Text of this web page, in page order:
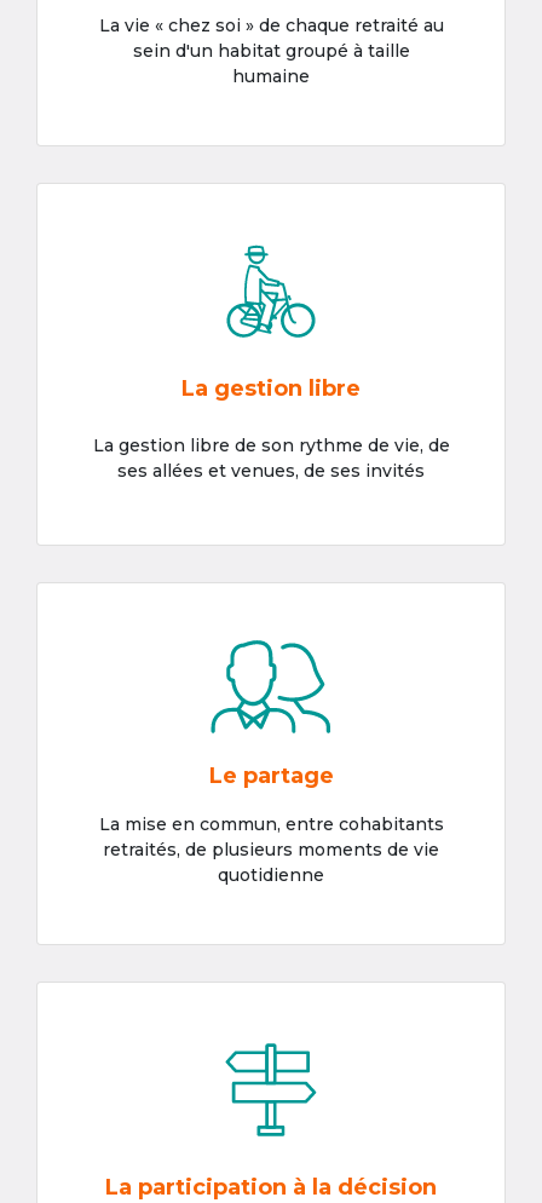
La vie « chez soi » de chaque retraité au
sein d'un habitat groupé à taille
humaine
La gestion libre
La gestion libre de son rythme de vie, de
ses allées et venues, de ses invités
Le partage
La mise en commun, entre cohabitants
retraités, de plusieurs moments de vie
quotidienne
La participation à la décision